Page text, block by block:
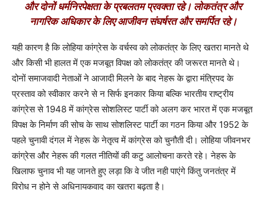
और दोनों धर्मनिरपेक्षता के प्रबलतम प्रवक्ता रहे। लोकतंत्र और
नागरिक अधिकार के लिए आजीवन संघर्षरत और समर्पित रहे।
यही कारण है कि लोहिया कांग्रेस के वर्चस्व को लोकतंत्र के लिए खतरा मानते थे
और किसी भी हालत में एक मजबूत विपक्ष को लोकतंत्र की जरूरत मानते थे।
दोनों समाजवादी नेताओं ने आजादी मिलने के बाद नेहरू के द्वारा मंत्रिपद के
प्रस्ताव को स्वीकार करने से न सिर्फ इनकार किया बल्कि भारतीय राष्ट्रीय
कांग्रेस से 1948 में कांग्रेस सोशलिस्ट पार्टी को अलग कर भारत में एक मजबूत
विपक्ष के निर्माण की सोच के साथ सोशलिस्ट पार्टी का गठन किया और 1952 के
पहले चुनावी दंगल में नेहरू के नेतृत्व में कांग्रेस को चुनौती दी। लोहिया जीवनभर
कांग्रेस और नेहरू की गलत नीतियों की कटु आलोचना करते रहे। नेहरू के
खिलाफ चुनाव भी यह जानते हुए लड़ा कि वे जीत नही पाएंगे किंतु जनतंत्र में
विरोध न होने से अधिनायकवाद का खतरा बढ़ता है।